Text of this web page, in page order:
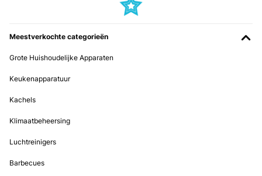
Meestverkochte categorieën
Grote Huishoudelijke Apparaten
Keukenapparatuur
Kachels
Klimaatbeheersing
Luchtreinigers
Barbecues